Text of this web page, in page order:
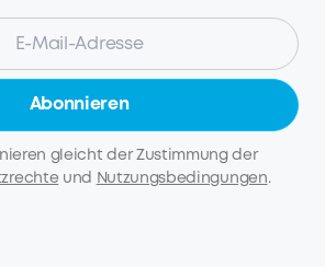
Abonnieren
gleicht der Zustimmung der
und Nutzungsbedingungen.